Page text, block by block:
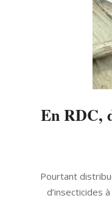
En RDC,
Pourtant
d’insecticides